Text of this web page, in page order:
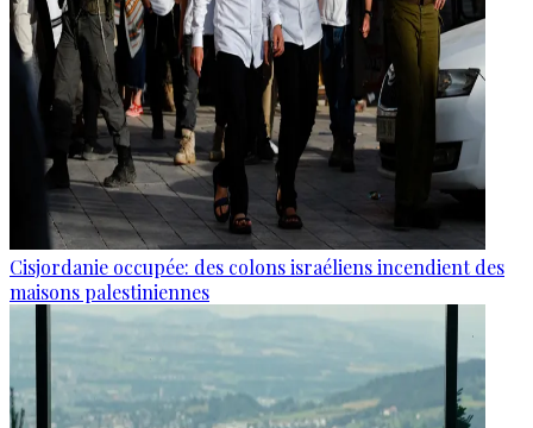
Cisjordanie occupée: des colons israéliens incendient des
maisons palestiniennes